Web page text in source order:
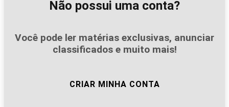
Não possui uma conta?
Você pode ler matérias exclusivas, anunciar
classificados e muito mais!
CRIAR MINHA CONTA